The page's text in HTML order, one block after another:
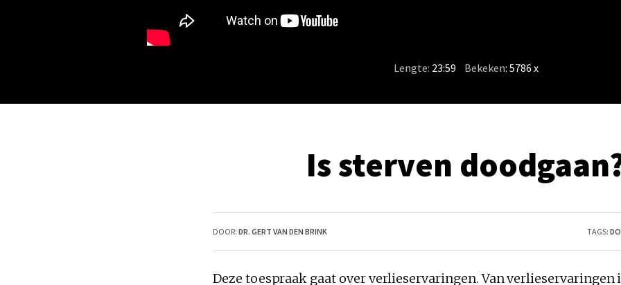
Lengte: 23:59 Bekeken: 5786 x
Is sterven
DOOR: DR. GERT VAN DEN BRINK TAGS:
Deze toespraak gaat over verlieservaringen. Van verlieservaringen